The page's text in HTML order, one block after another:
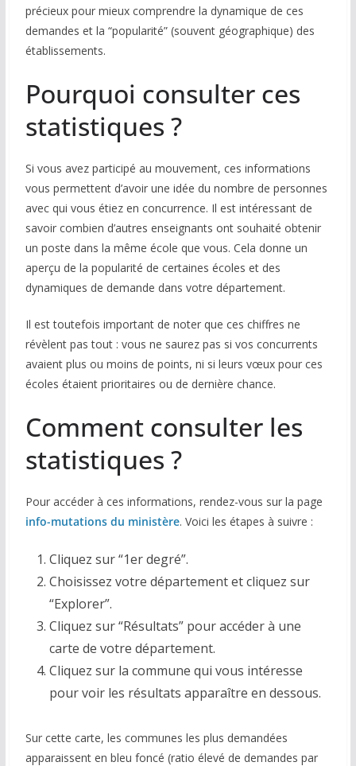
Groupes
Forum
Réseaux sociaux
Petites annonces
AUTRE
Boutique
Humour
Contact
précieux pour mieux comprendre la dynamique de ces
demandes et la “popularité” (souvent géographique) des
établissements.
Pourquoi consulter ces
statistiques ?
Si vous avez participé au mouvement, ces informations
vous permettent d’avoir une idée du nombre de personnes
avec qui vous étiez en concurrence. Il est intéressant de
savoir combien d’autres enseignants ont souhaité obtenir
un poste dans la même école que vous. Cela donne un
aperçu de la popularité de certaines écoles et des
dynamiques de demande dans votre département.
Il est toutefois important de noter que ces chiffres ne
révèlent pas tout : vous ne saurez pas si vos concurrents
avaient plus ou moins de points, ni si leurs vœux pour ces
écoles étaient prioritaires ou de dernière chance.
Comment consulter les
statistiques ?
Pour accéder à ces informations, rendez-vous sur la page
info-mutations du ministère. Voici les étapes à suivre :
Cliquez sur “1er degré”.
Choisissez votre département et cliquez sur
“Explorer”.
Cliquez sur “Résultats” pour accéder à une
carte de votre département.
Cliquez sur la commune qui vous intéresse
pour voir les résultats apparaître en dessous.
Sur cette carte, les communes les plus demandées
apparaissent en bleu foncé (ratio élevé de demandes par